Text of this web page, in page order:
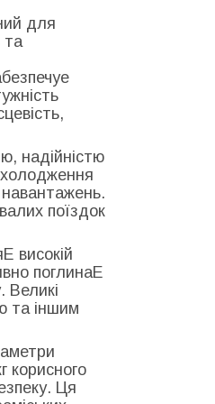
для
та
надійністю
поїздок
високій
поглинаЕ
Великі
та іншим
корисного
Ця